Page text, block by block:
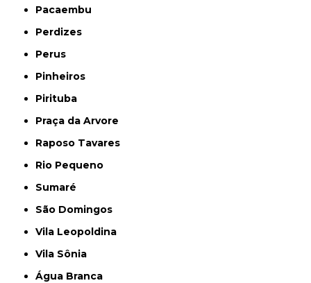
Pacaembu
Perdizes
Perus
Pinheiros
Pirituba
Praça da Arvore
Raposo Tavares
Rio Pequeno
Sumaré
São Domingos
Vila Leopoldina
Vila Sônia
Água Branca